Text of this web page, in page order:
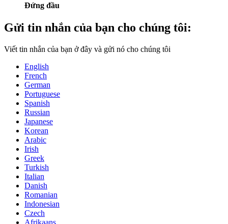
Đứng đầu
Gửi tin nhắn của bạn cho chúng tôi:
Viết tin nhắn của bạn ở đây và gửi nó cho chúng tôi
English
French
German
Portuguese
Spanish
Russian
Japanese
Korean
Arabic
Irish
Greek
Turkish
Italian
Danish
Romanian
Indonesian
Czech
Afrikaans